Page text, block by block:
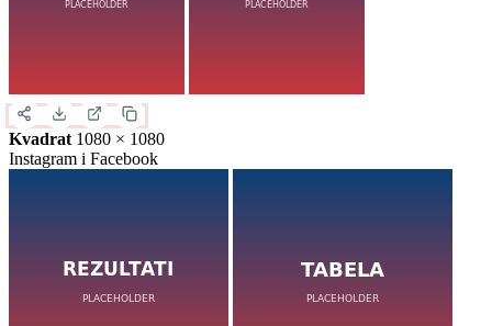
Kvadrat 1080 × 1080
Instagram i Facebook